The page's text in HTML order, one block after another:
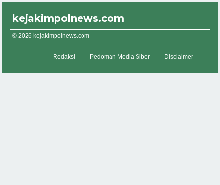
kejakimpolnews.com
© 2026 kejakimpolnews.com
Redaksi Pedoman Media Siber Disclaimer